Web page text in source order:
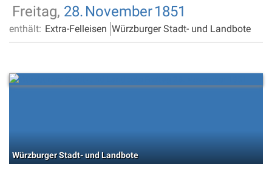
Freitag, 28. November1851
enthält: Extra-Felleisen Würzburger Stadt- und Landbote
Würzburger Stadt- und Landbote